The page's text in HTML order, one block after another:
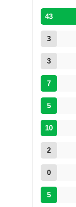
43
3
3
7
5
10
2
0
5